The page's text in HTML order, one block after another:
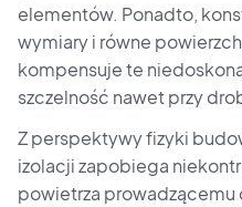
elementów. Ponadto,
wymiary i równe
kompensuje te
szczelność nawet przy
Z perspektywy fizyki
izolacji zapobiega
powietrza prowadzącemu